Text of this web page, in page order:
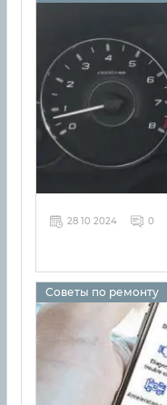
28 10 2024 0
Советы по ремонту